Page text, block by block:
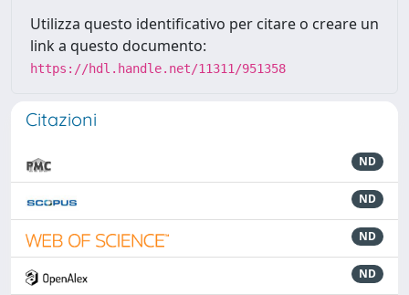
Utilizza questo identificativo per citare o creare un
link a questo documento:
https://hdl.handle.net/11311/951358
Citazioni
ND
ND
ND
ND